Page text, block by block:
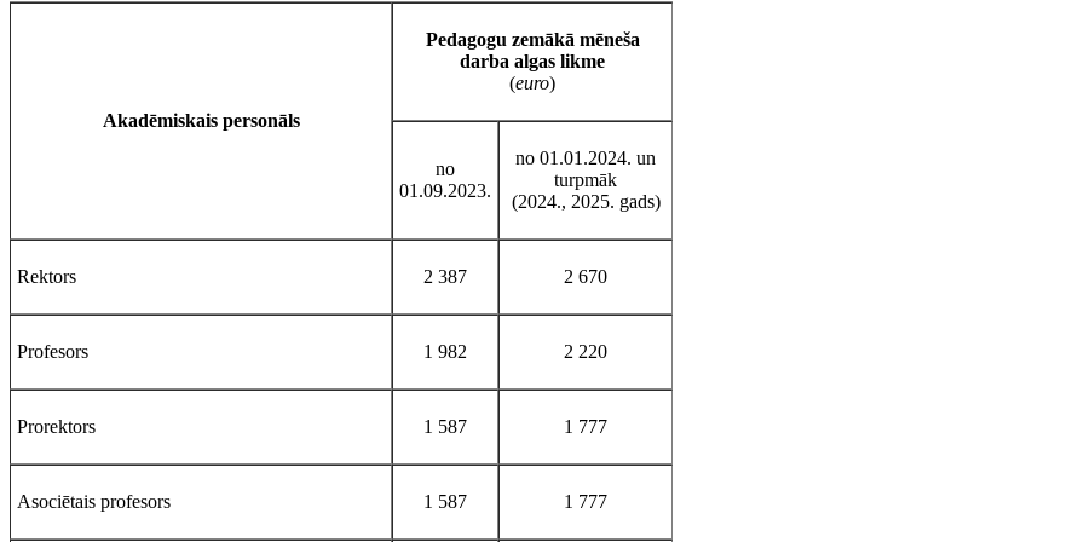
Akadēmiskais personāls
Pedagogu zemākā mēneša
darba algas likme
(euro)
no
01.09.2023.
no 01.01.2024. un
turpmāk
(2024., 2025. gads)
Rektors 2 387 2 670
Profesors 1 982 2 220
Prorektors 1 587 1 777
Asociētais profesors 1 587 1 777